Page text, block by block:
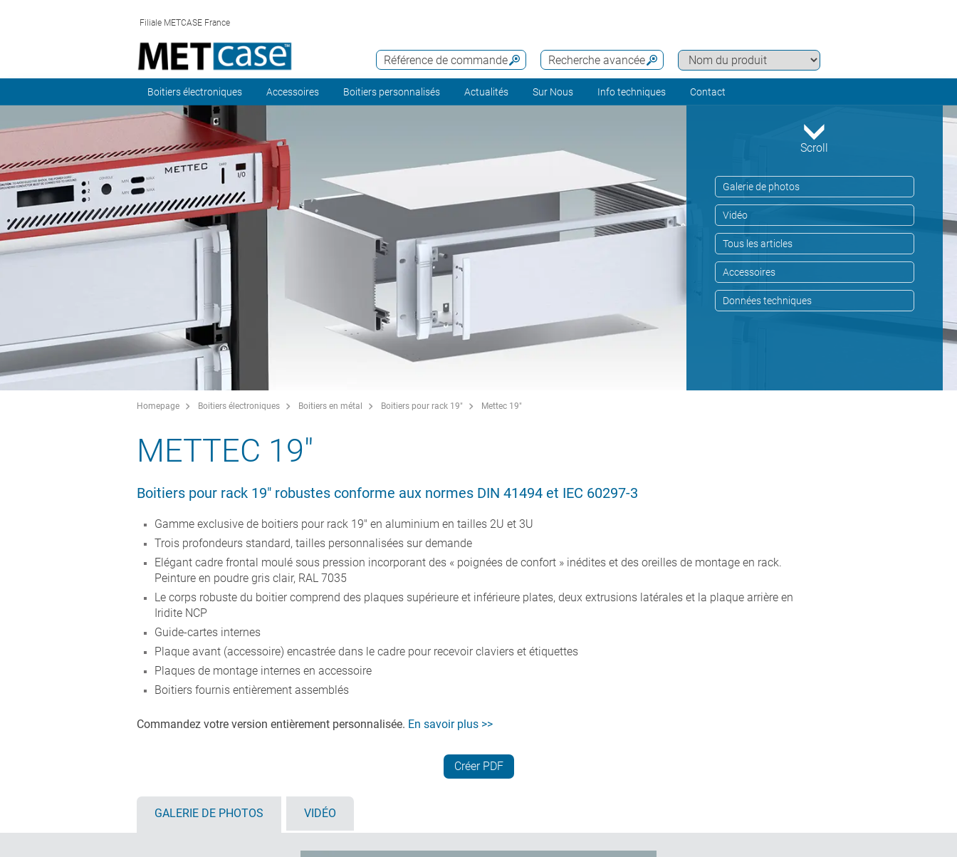
Filiale METCASE France
Recherche avancée
Référence de commande
Boitiers électroniques Accessoires Boitiers personnalisés Actualités Sur Nous Info techniques Contact
Scroll
Galerie de photos
Vidéo
Tous les articles
Accessoires
Données techniques
Homepage Boitiers électroniques Boitiers en métal Boitiers pour rack 19" Mettec 19"
METTEC 19"
Boitiers pour rack 19" robustes conforme aux normes DIN 41494 et IEC 60297-3
Gamme exclusive de boitiers pour rack 19" en aluminium en tailles 2U et 3U
Trois profondeurs standard, tailles personnalisées sur demande
Elégant cadre frontal moulé sous pression incorporant des « poignées de confort » inédites et des oreilles de montage en rack.
Peinture en poudre gris clair, RAL 7035
Le corps robuste du boitier comprend des plaques supérieure et inférieure plates, deux extrusions latérales et la plaque arrière en
Iridite NCP
Guide-cartes internes
Plaque avant (accessoire) encastrée dans le cadre pour recevoir claviers et étiquettes
Plaques de montage internes en accessoire
Boitiers fournis entièrement assemblés
Commandez votre version entièrement personnalisée. En savoir plus >>
Créer PDF
GALERIE DE PHOTOS VIDÉO